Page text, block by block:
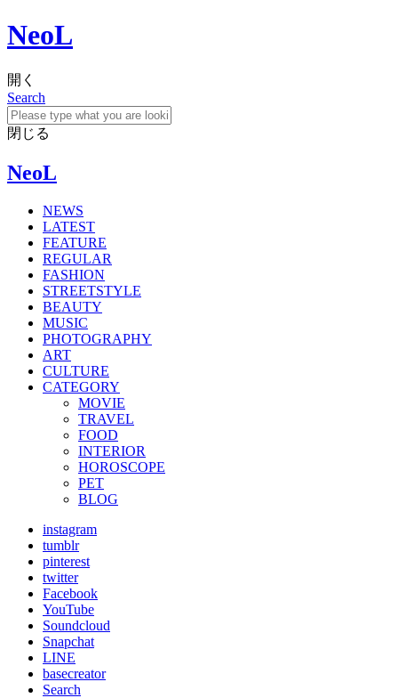
NeoL
開く
Search
閉じる
NeoL
NEWS
LATEST
FEATURE
REGULAR
FASHION
STREETSTYLE
BEAUTY
MUSIC
PHOTOGRAPHY
ART
CULTURE
CATEGORY
MOVIE
TRAVEL
FOOD
INTERIOR
HOROSCOPE
PET
BLOG
instagram
tumblr
pinterest
twitter
Facebook
YouTube
Soundcloud
Snapchat
LINE
basecreator
Search